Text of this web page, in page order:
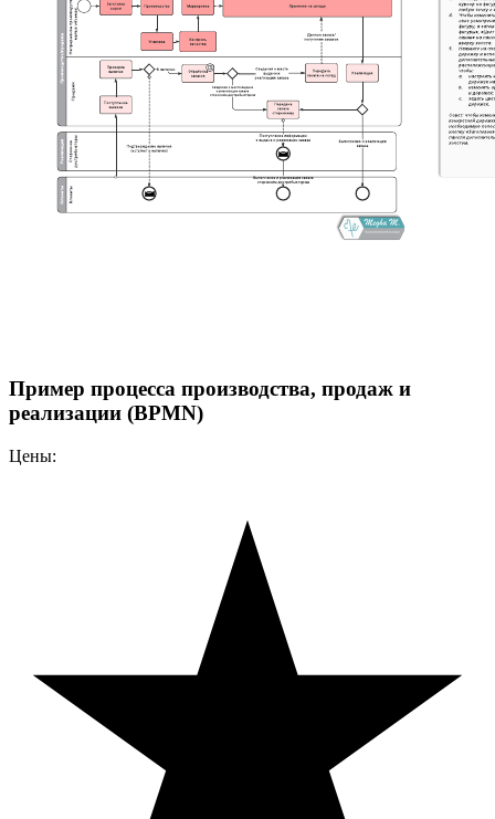
Пример процесса производства, продаж и
реализации (BPMN)
Цены: